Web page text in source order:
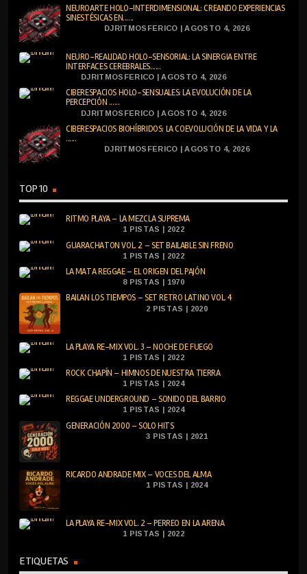
NEUROARTE HOLO-INTERDIMENSIONAL: CREANDO EXPERIENCIAS
SINESTÉSICAS EN......
DJRITMOSFERICO | AGOSTO 4, 2026
NEURO-REALIDAD HOLO-SENSORIAL: LA SINERGIA ENTRE
INTERFACES CEREBRALES......
DJRITMOSFERICO | AGOSTO 4, 2026
CIBERESPACIOS HOLO-SENSUALES: LA EVOLUCIÓN DE LA
PERCEPCIÓN ......
DJRITMOSFERICO | AGOSTO 4, 2026
CIBERESPACIOS BIOHÍBRIDOS: LA COEVOLUCIÓN DE LA VIDA Y LA
......
DJRITMOSFERICO | AGOSTO 4, 2026
TOP 10
RITMO PLAYA – LA MEZCLA SUPREMA
1 PISTAS | 2022
GUARACHATON VOL. 2 – SET BAILABLE SIN FRENO
1 PISTAS | 2022
LA MATA REGGAE – EL ORIGEN DEL PAJÓN
8 PISTAS | 1970
BAILAN LOS TIEMPOS – SET RETRO LATINO VOL. 4
2 PISTAS | 2020
LA PLAYA RE-MIX VOL. 3 – NOCHE DE FUEGO
1 PISTAS | 2022
ROCK CHAPÍN – HIMNOS DE NUESTRA TIERRA
1 PISTAS | 2024
REGGAE UNDERGROUND – SONIDO DEL BARRIO
1 PISTAS | 2024
GENERACIÓN 2000 – SOLO HITS
3 PISTAS | 2021
RICARDO ANDRADE MIX – VOCES DEL ALMA
1 PISTAS | 2024
LA PLAYA RE-MIX VOL. 2 – PERREO EN LA ARENA
1 PISTAS | 2022
ETIQUETAS